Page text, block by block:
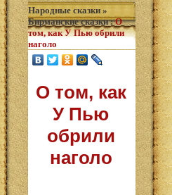
Народные сказки »
Бирманские сказки: О
том, как У Пью обрили
наголо
О том, как
У Пью
обрили
наголо